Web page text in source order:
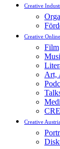
Creative
Creative Online
Film
Art,
Creative